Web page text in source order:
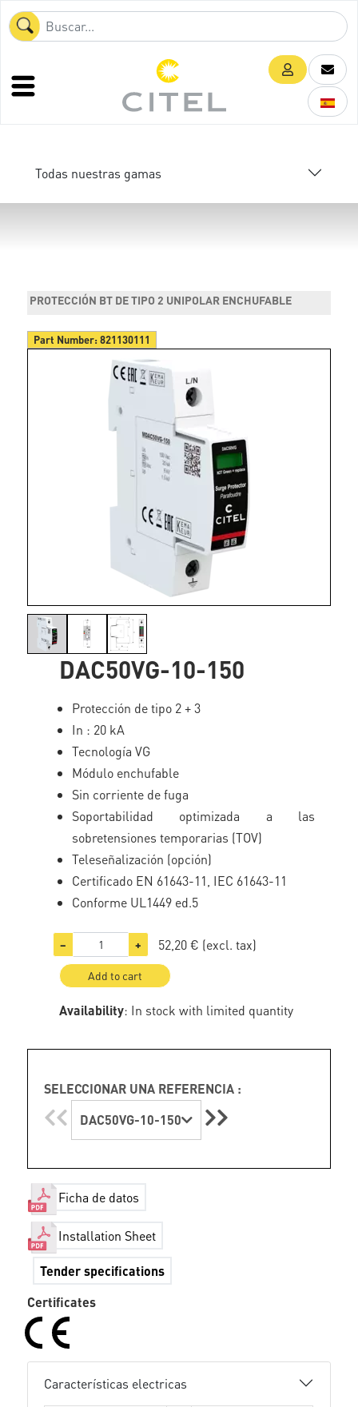
Todas nuestras gamas
PROTECCIÓN BT DE TIPO 2 UNIPOLAR ENCHUFABLE
Part Number:821130111
DAC50VG-10-150
Protección de tipo 2 + 3
In : 20 kA
Tecnología VG
Módulo enchufable
Sin corriente de fuga
Soportabilidad optimizada a las
sobretensiones temporarias (TOV)
Teleseñalización (opción)
Certificado EN 61643-11, IEC 61643-11
Conforme UL1449 ed.5
− + 52,20 € (excl. tax)
Add to cart
Availability: In stock with limited quantity
SELECCIONAR UNA REFERENCIA :
DAC50VG-10-150
Ficha de datos
Installation Sheet
Tender specifications
Certificates
Características electricas